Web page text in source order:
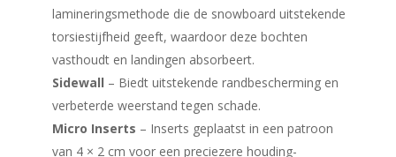
lamineringsmethode die de snowboard uitstekende
torsiestijfheid geeft, waardoor deze bochten
vasthoudt en landingen absorbeert.
Sidewall – Biedt uitstekende randbescherming en
verbeterde weerstand tegen schade.
Micro Inserts – Inserts geplaatst in een patroon
van 4 × 2 cm voor een preciezere houding-